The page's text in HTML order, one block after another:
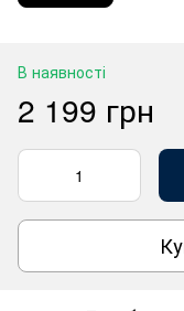
В наявності
2 199 грн